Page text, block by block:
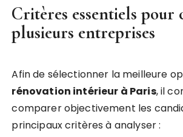
Critères essentiels pour
plusieurs entreprises
Afin de sélectionner la meilleure
rénovation intérieur à Paris, il
comparer objectivement les
principaux critères à analyser :